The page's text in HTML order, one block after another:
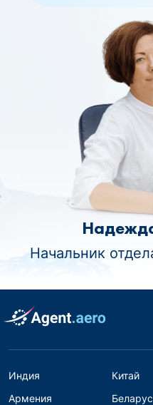
Начальник
Индия Китай
Армения